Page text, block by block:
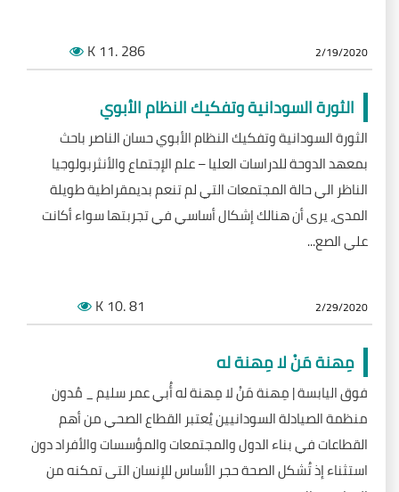
2/19/2020
286
.11
الثورة السودانية وتفكيك النظام الأبوي
الثورة السودانية وتفكيك النظام الأبوي حسان الناصر باحث
بمعهد الدوحة للدراسات العليا – علم الإجتماع والأنثربولوجيا
الناظر الي حالة المجتمعات التي لم تنعم بديمقراطية طويلة
المدى، يرى أن هنالك إشكال أساسي في تجربتها سواء أكانت
علي الصع...
2/29/2020
81
.10
مِهنة مَنْ لا مِهنة له
فوق اليابسة | مِهنة مَنْ لا مِهنة له أُبي عمر سليم _ مُدون
منظمة الصيادلة السودانيين يُعتبر القطاع الصحي من أهم
القطاعات في بناء الدول والمجتمعات والمؤسسات والأفراد دون
استثناء إذ تُشكل الصحة حجر الأساس للإنسان التى تمكنه من